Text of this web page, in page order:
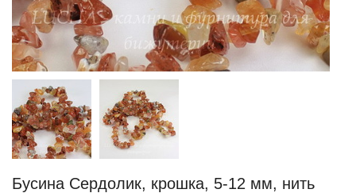
Бусина Сердолик, крошка, 5-12 мм, нить